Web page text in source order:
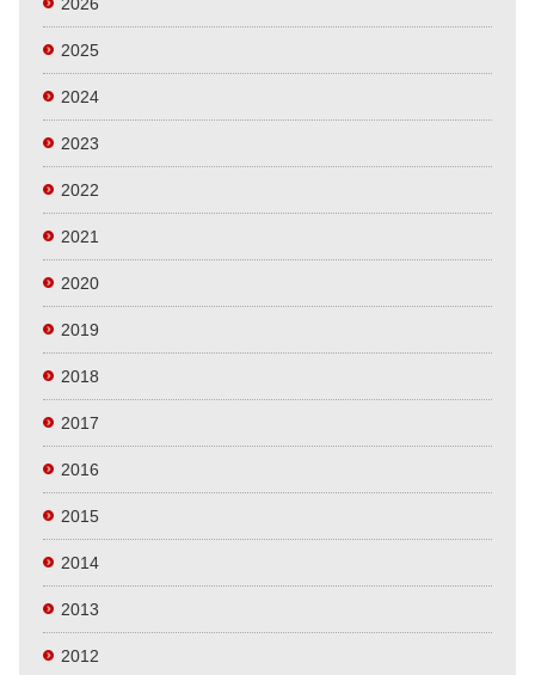
2025
2024
2023
2022
2021
2020
2019
2018
2017
2016
2015
2014
2013
2012